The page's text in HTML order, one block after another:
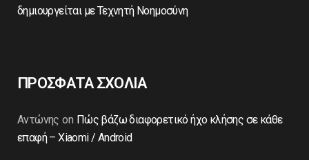
δημιουργείται με Τεχνητή Νοημοσύνη
ΠΡΟΣΦΑΤΑ ΣΧΟΛΙΑ
Αντώνης on Πώς βάζω διαφορετικό ήχο κλήσης σε κάθε
επαφή – Xiaomi / Android